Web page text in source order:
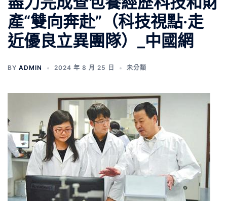
產“雙向奔赴”（科技視點·走
近優良立異團隊）_中國網
BY ADMIN 2024 年 8 月 25 日 未分類